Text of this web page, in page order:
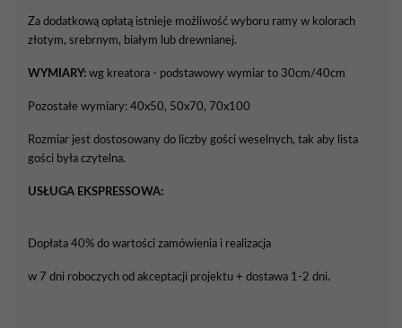
Za dodatkową opłatą istnieje możliwość wyboru ramy w kolorach
złotym, srebrnym, białym lub drewnianej.
WYMIARY: wg kreatora - podstawowy wymiar to 30cm/40cm
Pozostałe wymiary: 40x50, 50x70, 70x100
Rozmiar jest dostosowany do liczby gości weselnych, tak aby lista
gości była czytelna.
USŁUGA EKSPRESSOWA:
Dopłata 40% do wartości zamówienia i realizacja
w 7 dni roboczych od akceptacji projektu + dostawa 1-2 dni.